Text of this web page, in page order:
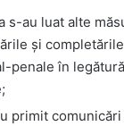
au luat alte
și
penale în
primit